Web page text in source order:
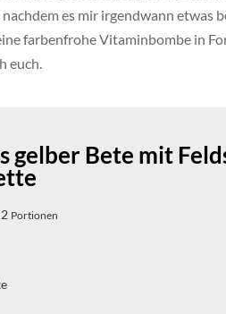
es mir irgendwann etwas
farbenfrohe Vitaminbombe in
euch.
gelber Bete mit
2 Portionen